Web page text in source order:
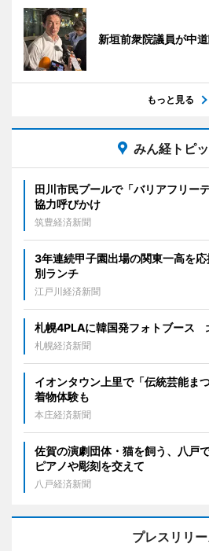
新垣前衆院議員が中
もっと見る
みん経トピ
田川市民プールで「バリアフリ
協力呼びかけ
筑豊経済新聞
3年連続甲子園出場の関東一高を
別ランチ
江戸川経済新聞
札幌4PLAに韓国発フォトブース
札幌経済新聞
イオンタウン上里で「伝統芸能ま
着物体験も
本庄経済新聞
佐賀の演劇団体・猫を飼う、八戸
ピアノや彫刻を交えて
八戸経済新聞
プレスリリ